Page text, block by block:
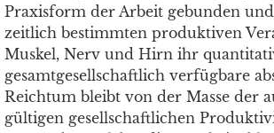
Praxisform der Arbeit gebunden
zeitlich bestimmten produktiven
Muskel, Nerv und Hirn ihr
gesamtgesellschaftlich verfügbare
Reichtum bleibt von der Masse der
gültigen gesellschaftlichen